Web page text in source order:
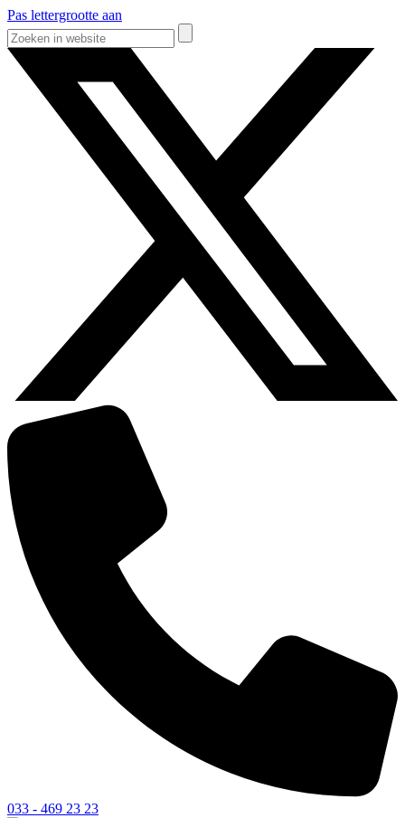
Pas lettergrootte aan
033 - 469 23 23